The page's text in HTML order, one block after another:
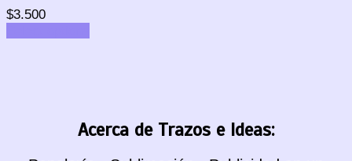
$3.500
Acerca de Trazos e Ideas: